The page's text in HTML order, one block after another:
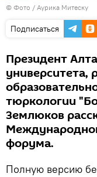
© Фото / Аурика Митеску
Подписаться
Президент
университета,
тюркологии
Землюков
форума.
Полную версию